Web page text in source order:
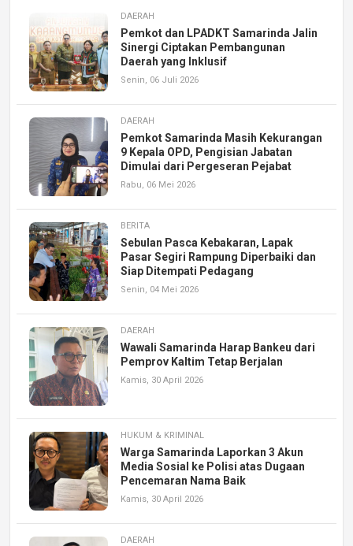
DAERAH
Pemkot dan LPADKT Samarinda Jalin
Sinergi Ciptakan Pembangunan
Daerah yang Inklusif
Senin, 06 Juli 2026
DAERAH
Pemkot Samarinda Masih Kekurangan
9 Kepala OPD, Pengisian Jabatan
Dimulai dari Pergeseran Pejabat
Rabu, 06 Mei 2026
BERITA
Sebulan Pasca Kebakaran, Lapak
Pasar Segiri Rampung Diperbaiki dan
Siap Ditempati Pedagang
Senin, 04 Mei 2026
DAERAH
Wawali Samarinda Harap Bankeu dari
Pemprov Kaltim Tetap Berjalan
Kamis, 30 April 2026
HUKUM & KRIMINAL
Warga Samarinda Laporkan 3 Akun
Media Sosial ke Polisi atas Dugaan
Pencemaran Nama Baik
Kamis, 30 April 2026
DAERAH